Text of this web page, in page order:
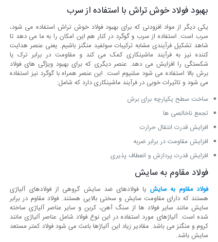
بهبود فولاد خوش تراش با استفاده از سرب
یکی دیگر از مواد افزودنی که برای بهبود فولاد خوش تراش استفاده می شود،
سرب است. استفاده از سرب و گوگرد در کنار هم این امکان را به ما می دهد تا
شاهد تشکیل فرآیندی مشابه ترکیبات سولفید منگنز باشیم. یعنی عنصر هدایت
کننده نیز به فرآیند ماشینکاری کمک می کند و مقاومت در برابر ترک یا
شکستگی را افزایش می دهد. عنصر دیگری که برای بهبود ویژگی های فولاد
برش بالا استفاده می شود سلنیوم است. این عنصر همراه با گوگرد نیز استفاده
می شود و تاثیرات خوبی در فرآیند ماشینکاری دارد که شامل:
ساخت سطح یکپارچه برای برش
تجمع ناخالصی ها
افزایش قدرت انتقال حرارت
افزایش مقاومت در برابر ضربه
افزایش قدرت پردازش و انعطاف پذیری
فولاد مقاوم به سایش
فولاد مقاوم به سایش یا فولادهای ضد سایش گروهی از فولادهای آلیاژی
هستند که دارای مقاومت سایش و سختی بالایی هستند. فولاد مقاوم در برابر
سایش مانند سایر فولاد ها از سنگ آهن، کربن و سایر عناصر آلیاژی ساخته
شده است. آلیاژهای مورد استفاده در این نوع فولاد شامل عناصر آلیاژی مانند
کروم و منگنز می باشد. مقادیر زیاد این آلیاژها باعث می شود فولاد کمتر مستعد
سایش باشد.